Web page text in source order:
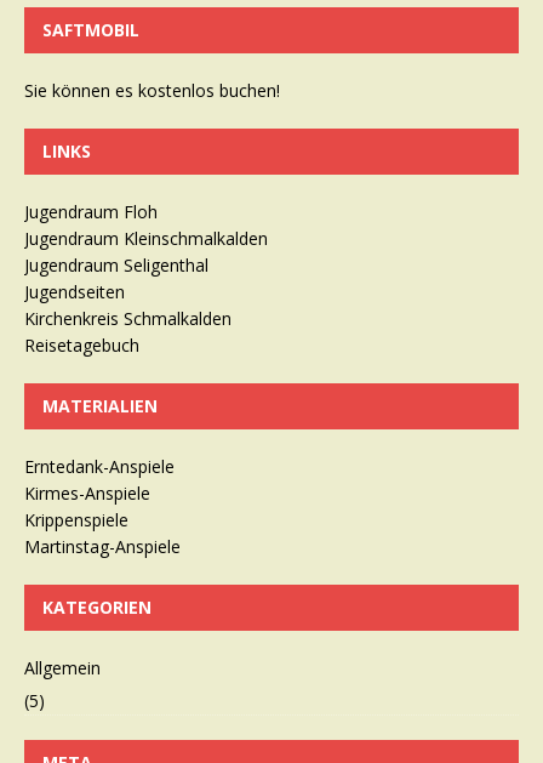
SAFTMOBIL
Sie können es kostenlos buchen!
LINKS
Jugendraum Floh
Jugendraum Kleinschmalkalden
Jugendraum Seligenthal
Jugendseiten
Kirchenkreis Schmalkalden
Reisetagebuch
MATERIALIEN
Erntedank-Anspiele
Kirmes-Anspiele
Krippenspiele
Martinstag-Anspiele
KATEGORIEN
Allgemein
(5)